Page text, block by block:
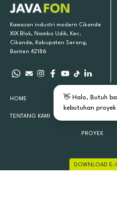
Kawasan industri modern Cikande
XIX Blok, Nambo Udik, Kec.
Cikande, Kabupaten Serang,
Banten 42186
HOME
TENTANG KAMI
PRODUK
PROYEK
DOWNLOAD E-
👋 Halo, Butuh
kebutuhan